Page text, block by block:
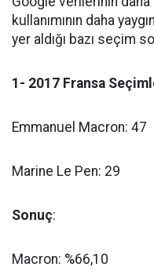
kullanımının daha
yer aldığı bazı seçim
1- 2017 Fransa
Emmanuel Macron: 47
Marine Le Pen: 29
Sonuç:
Macron: %66,10